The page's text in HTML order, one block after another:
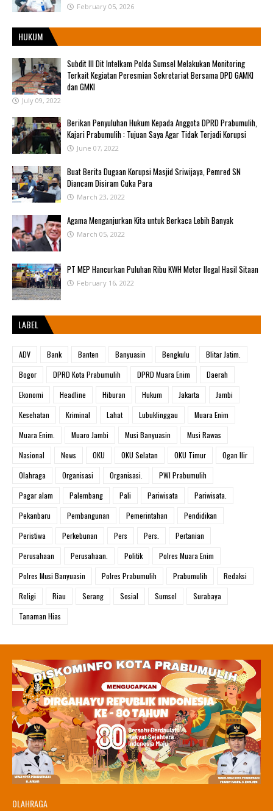
February 05, 2026
HUKUM
Subdit III Dit Intelkam Polda Sumsel Melakukan Monitoring
Terkait Kegiatan Peresmian Sekretariat Bersama DPD GAMKI
dan GMKI
July 09, 2022
Berikan Penyuluhan Hukum Kepada Anggota DPRD Prabumulih,
Kajari Prabumulih : Tujuan Saya Agar Tidak Terjadi Korupsi
June 07, 2022
Buat Berita Dugaan Korupsi Masjid Sriwijaya, Pemred SN
Diancam Disiram Cuka Para
March 23, 2022
Agama Menganjurkan Kita untuk Berkaca Lebih Banyak
March 05, 2022
PT MEP Hancurkan Puluhan Ribu KWH Meter Ilegal Hasil Sitaan
February 16, 2022
LABEL
ADV Bank Banten Banyuasin Bengkulu
Blitar Jatim.
Bogor
DPRD Kota Prabumulih DPRD Muara Enim
Daerah
Ekonomi
Headline Hiburan Hukum Jakarta
Jambi
Kesehatan
Kriminal Lahat Lubuklinggau
Muara Enim
Muara Enim.
Muaro Jambi Musi Banyuasin
Musi Rawas
Nasional
News OKU OKU Selatan OKU Timur
Ogan Ilir
Olahraga
Organisasi Organisasi.
PWI Prabumulih
Pagar alam
Palembang Pali Pariwisata
Pariwisata.
Pekanbaru
Pembangunan Pemerintahan
Pendidikan
Peristiwa
Perkebunan Pers Pers.
Pertanian
Perusahaan
Perusahaan. Politik
Polres Muara Enim
Polres Musi Banyuasin
Polres Prabumulih Prabumulih
Redaksi
Religi
Riau Serang Sosial Sumsel
Surabaya
Tanaman Hias
OLAHRAGA